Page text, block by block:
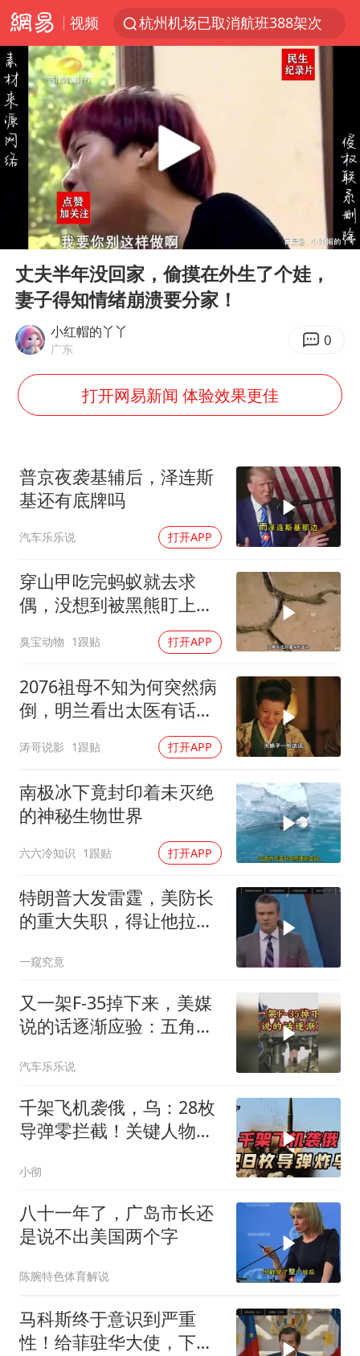
视频
杭州机场已取消航班388架次
《披荆斩棘2026》阵容官宣
中国第1高楼阻尼器摆动明显
上海有出现龙卷潜势
《龙餐馆》 冲奖
上门女婿出轨女邻居多年被判重婚罪
2025年小学教师减少13.19万
以军士兵把枪口对准中国记者
男子被沙蜇蜇伤5小时后呼吸困难
灌溉水坝被隔成鱼塘 村民投诉20余年
奋力开创中国式现代化建设新局面
Play
00:00
丈夫半年没回家，偷摸在外生了个娃，
妻子得知情绪崩溃要分家！
小红帽的丫丫
广东 0
打开网易新闻 体验效果更佳
普京夜袭基辅后，泽连斯
基还有底牌吗
汽车乐乐说 打开APP
穿山甲吃完蚂蚁就去求
偶，没想到被黑熊盯上
臭宝动物 1跟贴 打开APP
2076祖母不知为何突然病
倒，明兰看出太医有话没
涛哥说影 1跟贴 打开APP
南极冰下竟封印着未灭绝
的神秘生物世界
六六冷知识 1跟贴 打开APP
特朗普大发雷霆，美防长
的重大失职，得让他拉下
一窥究竟
又一架F-35掉下来，美媒
说的话逐渐应验：五角大
汽车乐乐说
千架飞机袭俄，乌：28枚
导弹零拦截！关键人物被
小彻
八十一年了，广岛市长还
是说不出美国两个字
陈腕特色体育解说
马科斯终于意识到严重
性！给菲驻华大使，下达